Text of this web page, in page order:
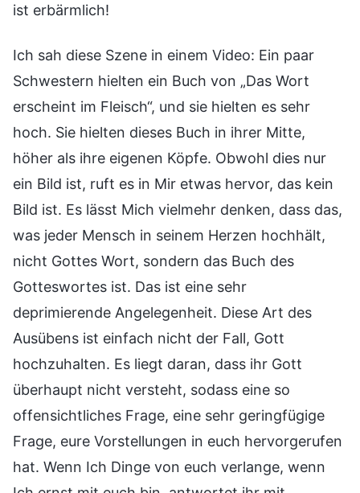
ist erbärmlich!
Ich sah diese Szene in einem Video: Ein paar
Schwestern hielten ein Buch von „Das Wort
erscheint im Fleisch“, und sie hielten es sehr
hoch. Sie hielten dieses Buch in ihrer Mitte,
höher als ihre eigenen Köpfe. Obwohl dies nur
ein Bild ist, ruft es in Mir etwas hervor, das kein
Bild ist. Es lässt Mich vielmehr denken, dass das,
was jeder Mensch in seinem Herzen hochhält,
nicht Gottes Wort, sondern das Buch des
Gotteswortes ist. Das ist eine sehr
deprimierende Angelegenheit. Diese Art des
Ausübens ist einfach nicht der Fall, Gott
hochzuhalten. Es liegt daran, dass ihr Gott
überhaupt nicht versteht, sodass eine so
offensichtliches Frage, eine sehr geringfügige
Frage, eure Vorstellungen in euch hervorgerufen
hat. Wenn Ich Dinge von euch verlange, wenn